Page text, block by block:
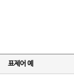
표제어 예